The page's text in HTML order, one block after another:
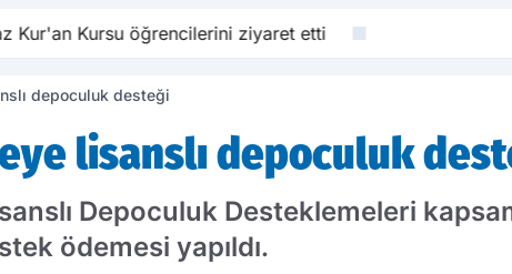
Kur'an Kursu öğrencilerini ziyaret etti
depoculuk desteği
lisanslı depoculuk
Depoculuk Desteklemeleri
ödemesi yapıldı.